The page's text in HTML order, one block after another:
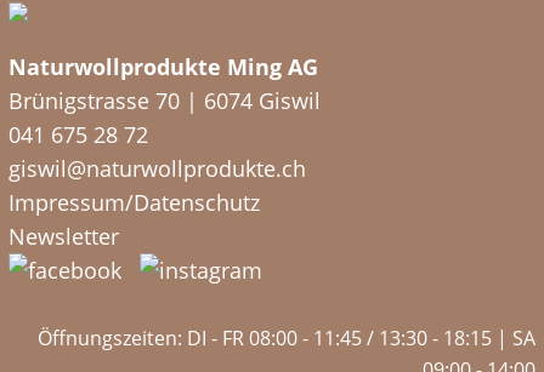
Naturwollprodukte Ming AG
Brünigstrasse 70 | 6074 Giswil
041 675 28 72
giswil@naturwollprodukte.ch
Impressum/Datenschutz
Newsletter
Öffnungszeiten: DI - FR 08:00 - 11:45 / 13:30 - 18:15 | SA